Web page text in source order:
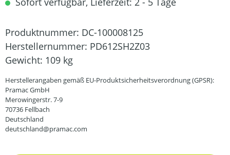
Produktnummer: DC-100008125
Herstellernummer: PD612SH2Z03
Gewicht: 109 kg
Herstellerangaben gemäß EU-Produktsicherheitsverordnung (GPSR):
Pramac GmbH
Merowingerstr. 7-9
70736 Fellbach
Deutschland
deutschland@pramac.com